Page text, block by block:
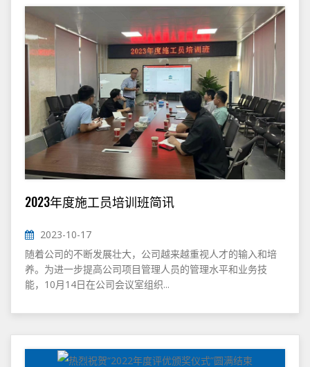
2023年度施工员培训班简讯
2023-10-17
随着公司的不断发展壮大，公司越来越重视人才的输入和培
养。为进一步提高公司项目管理人员的管理水平和业务技
能，10月14日在公司会议室组织...